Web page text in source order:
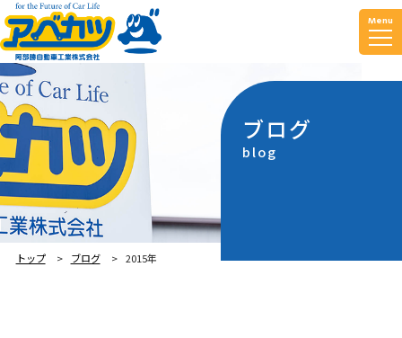
Menu
ブログ
blog
トップ ブログ 2015年